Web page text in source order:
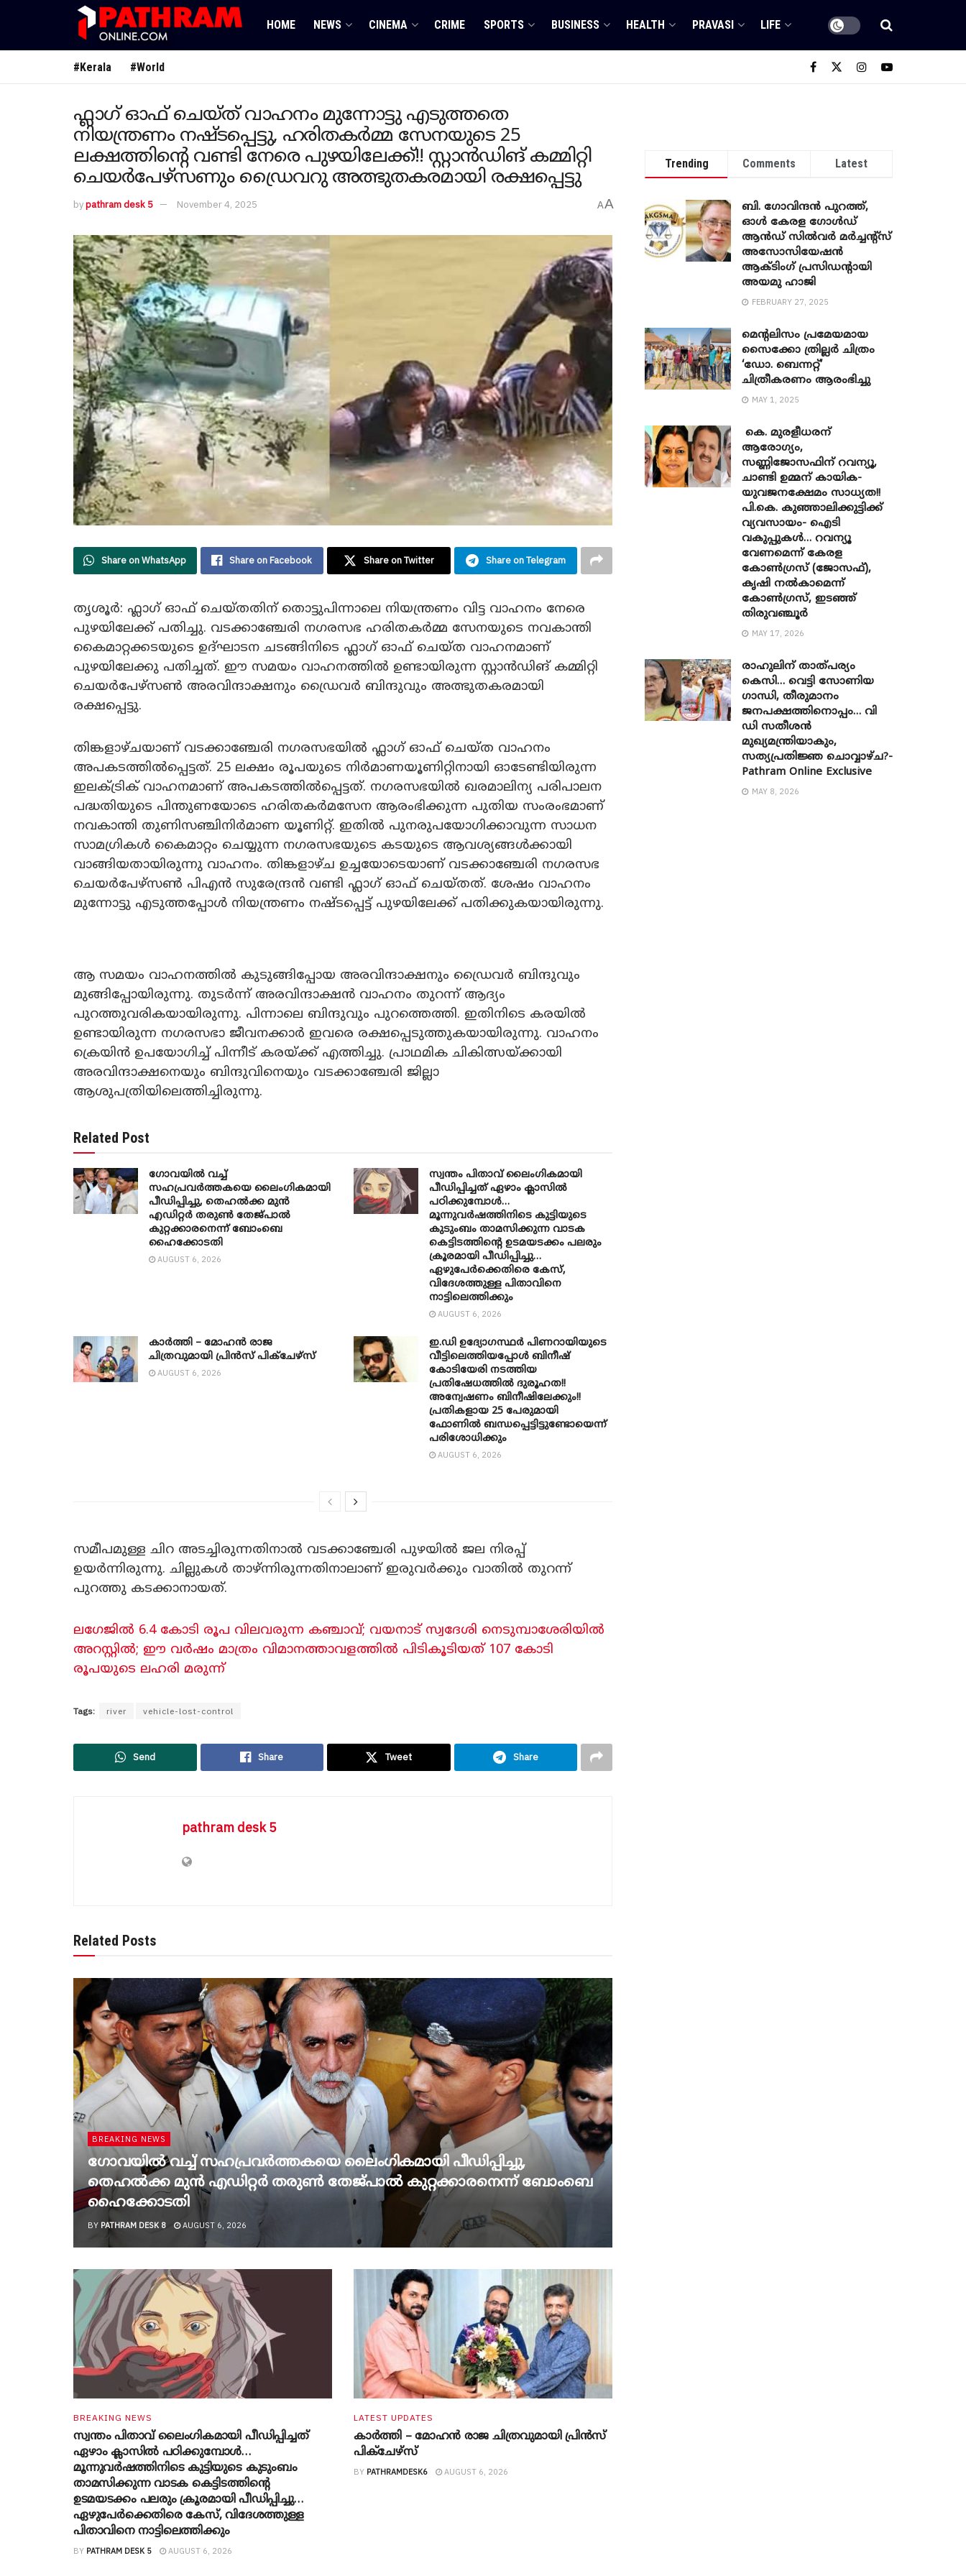
HOME NEWS CINEMA CRIME SPORTS BUSINESS HEALTH PRAVASI LIFE
#Kerala #World
ഫ്ലാഗ് ഓഫ് ചെയ്ത് വാഹനം മുന്നോട്ടു എടുത്തതെ
നിയന്ത്രണം നഷ്‌ടപ്പെട്ടു, ഹരിതകർമ്മ സേനയുടെ 25
ലക്ഷത്തിന്റെ വണ്ടി നേരെ പുഴയിലേക്ക്!! സ്റ്റാൻഡിങ് കമ്മിറ്റി
ചെയർപേഴ്‌സണും ഡ്രൈവറു അത്ഭുതകരമായി രക്ഷപ്പെട്ടു
bypathram desk 5 November 4, 2025 AA
Share on WhatsApp Share on Facebook Share on Twitter Share on Telegram
തൃശൂർ: ഫ്ലാഗ് ഓഫ് ചെയ്‌തതിന് തൊട്ടുപിന്നാലെ നിയന്ത്രണം വിട്ട വാഹനം നേരെ
പുഴയിലേക്ക് പതിച്ചു. വടക്കാഞ്ചേരി നഗരസഭ ഹരിതകർമ്മ സേനയുടെ നവകാന്തി
കൈമാറ്റക്കടയുടെ ഉദ്‌ഘാടന ചടങ്ങിനിടെ ഫ്ലാഗ് ഓഫ് ചെയ്‌ത വാഹനമാണ്
പുഴയിലേക്കു പതിച്ചത്. ഈ സമയം വാഹനത്തിൽ ഉണ്ടായിരുന്ന സ്റ്റാൻഡിങ് കമ്മിറ്റി
ചെയർപേഴ്‌സൺ അരവിന്ദാക്ഷനും ഡ്രൈവർ ബിന്ദുവും അത്ഭുതകരമായി
രക്ഷപ്പെട്ടു.
തിങ്കളാഴ്‌ചയാണ് വടക്കാഞ്ചേരി നഗരസഭയിൽ ഫ്ലാഗ് ഓഫ് ചെയ്‌ത വാഹനം
അപകടത്തിൽപ്പെട്ടത്. 25 ലക്ഷം രൂപയുടെ നിർമാണയൂണിറ്റിനായി ഓടേണ്ടിയിരുന്ന
ഇലക്ട്രിക് വാഹനമാണ് അപകടത്തിൽപ്പെട്ടത്. നഗരസഭയിൽ ഖരമാലിന്യ പരിപാലന
പദ്ധതിയുടെ പിന്തുണയോടെ ഹരിതകർമസേന ആരംഭിക്കുന്ന പുതിയ സംരംഭമാണ്
നവകാന്തി തുണിസഞ്ചിനിർമാണ യൂണിറ്റ്. ഇതിൽ പുനരുപയോഗിക്കാവുന്ന സാധന
സാമഗ്രികൾ കൈമാറ്റം ചെയ്യുന്ന നഗരസഭയുടെ കടയുടെ ആവശ്യങ്ങൾക്കായി
വാങ്ങിയതായിരുന്നു വാഹനം. തിങ്കളാഴ്‌ച ഉച്ചയോടെയാണ് വടക്കാഞ്ചേരി നഗരസഭ
ചെയർപേഴ്‌സൺ പിഎൻ സുരേന്ദ്രൻ വണ്ടി ഫ്ലാഗ് ഓഫ് ചെയ്‌തത്. ശേഷം വാഹനം
മുന്നോട്ടു എടുത്തപ്പോൾ നിയന്ത്രണം നഷ്‌ടപ്പെട്ട് പുഴയിലേക്ക് പതിക്കുകയായിരുന്നു.
ആ സമയം വാഹനത്തിൽ കുടുങ്ങിപ്പോയ അരവിന്ദാക്ഷനും ഡ്രൈവർ ബിന്ദുവും
മുങ്ങിപ്പോയിരുന്നു. തുടർന്ന് അരവിന്ദാക്ഷൻ വാഹനം തുറന്ന് ആദ്യം
പുറത്തുവരികയായിരുന്നു. പിന്നാലെ ബിന്ദുവും പുറത്തെത്തി. ഇതിനിടെ കരയിൽ
ഉണ്ടായിരുന്ന നഗരസഭാ ജീവനക്കാർ ഇവരെ രക്ഷപ്പെടുത്തുകയായിരുന്നു. വാഹനം
ക്രെയിൻ ഉപയോഗിച്ച് പിന്നീട് കരയ്ക്ക് എത്തിച്ചു. പ്രാഥമിക ചികിത്സയ്ക്കായി
അരവിന്ദാക്ഷനെയും ബിന്ദുവിനെയും വടക്കാഞ്ചേരി ജില്ലാ
ആശുപത്രിയിലെത്തിച്ചിരുന്നു.
Related Post
ഗോവയിൽ വച്ച്
സഹപ്രവര്‍ത്തകയെ ലൈംഗികമായി
പീഡിപ്പിച്ചു, തെഹൽക്ക മുൻ
എഡിറ്റർ തരുൺ തേജ്പാൽ
കുറ്റക്കാരനെന്ന് ബോംബെ
ഹൈക്കോടതി
AUGUST 6, 2026
സ്വന്തം പിതാവ് ലൈം​ഗികമായി
പീഡിപ്പിച്ചത് ഏഴാം ക്ലാസിൽ
പഠിക്കുമ്പോൾ…
മൂന്നുവർഷത്തിനിടെ കുട്ടിയുടെ
കുടുംബം താമസിക്കുന്ന വാടക
കെട്ടിടത്തിന്റെ ഉടമയടക്കം പലരും
ക്രൂരമായി പീഡിപ്പിച്ചു…
ഏഴുപേർക്കെതിരെ കേസ്,
വിദേശത്തുള്ള പിതാവിനെ
നാട്ടിലെത്തിക്കും
AUGUST 6, 2026
കാർത്തി – മോഹൻ രാജ
ചിത്രവുമായി പ്രിൻസ് പിക്ചേഴ്സ്
AUGUST 6, 2026
ഇ.ഡി ഉദ്യോഗസ്ഥർ പിണറായിയുടെ
വീട്ടിലെത്തിയപ്പോൾ ബിനീഷ്
കോടിയേരി നടത്തിയ
പ്രതിഷേധത്തിൽ ദുരൂഹത!!
അന്വേഷണം ബിനീഷിലേക്കും!!
പ്രതികളായ 25 പേരുമായി
ഫോണിൽ ബന്ധപ്പെട്ടിട്ടുണ്ടോയെന്ന്
പരിശോധിക്കും
AUGUST 6, 2026
സമീപമുള്ള ചിറ അടച്ചിരുന്നതിനാൽ വടക്കാഞ്ചേരി പുഴയിൽ ജല നിരപ്പ്
ഉയർന്നിരുന്നു. ചില്ലുകൾ താഴ്‌ന്നിരുന്നതിനാലാണ് ഇരുവർക്കും വാതിൽ തുറന്ന്
പുറത്തു കടക്കാനായത്.
ലഗേജിൽ 6.4 കോടി രൂപ വിലവരുന്ന കഞ്ചാവ്; വയനാട് സ്വദേശി നെടുമ്പാശേരിയിൽ
അറസ്റ്റിൽ; ഈ വർഷം മാത്രം വിമാനത്താവളത്തിൽ പിടികൂടിയത് 107 കോടി
രൂപയുടെ ലഹരി മരുന്ന്
Tags: river vehicle-lost-control
Send Share Tweet Share
pathram desk 5
Related Posts
BREAKING NEWS
ഗോവയിൽ വച്ച് സഹപ്രവര്‍ത്തകയെ ലൈംഗികമായി പീഡിപ്പിച്ചു,
തെഹൽക്ക മുൻ എഡിറ്റർ തരുൺ തേജ്പാൽ കുറ്റക്കാരനെന്ന് ബോംബെ
ഹൈക്കോടതി
BY PATHRAM DESK 8 AUGUST 6, 2026
BREAKING NEWS
സ്വന്തം പിതാവ് ലൈം​ഗികമായി പീഡിപ്പിച്ചത്
ഏഴാം ക്ലാസിൽ പഠിക്കുമ്പോൾ…
മൂന്നുവർഷത്തിനിടെ കുട്ടിയുടെ കുടുംബം
താമസിക്കുന്ന വാടക കെട്ടിടത്തിന്റെ
ഉടമയടക്കം പലരും ക്രൂരമായി പീഡിപ്പിച്ചു…
ഏഴുപേർക്കെതിരെ കേസ്, വിദേശത്തുള്ള
പിതാവിനെ നാട്ടിലെത്തിക്കും
BY PATHRAM DESK 5 AUGUST 6, 2026
LATEST UPDATES
കാർത്തി – മോഹൻ രാജ ചിത്രവുമായി പ്രിൻസ്
പിക്ചേഴ്സ്
BY PATHRAMDESK6 AUGUST 6, 2026
Trending Comments Latest
ബി. ​ഗോവിന്ദൻ പുറത്ത്,
ഓൾ കേരള ഗോൾഡ്
ആൻഡ് സിൽവർ മർച്ചന്റ്സ്
അസോസിയേഷൻ
ആക്ടിംഗ് പ്രസിഡന്റായി
അയമു ഹാജി
FEBRUARY 27, 2025
മെന്‍റലിസം പ്രമേയമായ
സൈക്കോ ത്രില്ലർ ചിത്രം
‘ഡോ. ബെന്നറ്റ്’
ചിത്രീകരണം ആരംഭിച്ചു
MAY 1, 2025
കെ. മുരളീധരന്
ആരോഗ്യം,
സണ്ണിജോസഫിന് റവന്യൂ,
ചാണ്ടി ഉമ്മന് കായിക-
യുവജനക്ഷേമം സാധ്യത!!
പി.കെ. കുഞ്ഞാലിക്കുട്ടിക്ക്
വ്യവസായം- ഐടി
വകുപ്പുകൾ… റവന്യൂ
വേണമെന്ന് കേരള
കോൺഗ്രസ് (ജോസഫ്),
കൃഷി നൽകാമെന്ന്
കോൺഗ്രസ്, ഇടഞ്ഞ്
തിരുവഞ്ചൂർ
MAY 17, 2026
രാഹുലിന് താത്പര്യം
കെസി… വെട്ടി സോണിയ ​
ഗാന്ധി, തീരുമാനം
ജനപക്ഷത്തിനൊപ്പം… വി
ഡി സതീശൻ
മുഖ്യമന്ത്രിയാകും,
സത്യപ്രതിജ്ഞ ചൊവ്വാഴ്ച?-
Pathram Online Exclusive
MAY 8, 2026